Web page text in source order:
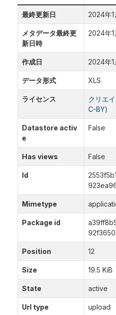
最終更新日 2024年1
メタデータ最終更
新日時
2024年1
作成日 2024年1
データ形式 XLS
ライセンス
クリエ
C-BY)
Datastore activ
e
False
Has views False
Id
Mimetype
Package id
Position 12
Size 19.5 KiB
State active
Url type upload